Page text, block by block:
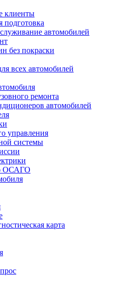
клиенты
подготовка
автомобилей
без покраски
всех автомобилей
ремонта
автомобилей
управления
системы
ОСАГО
карта